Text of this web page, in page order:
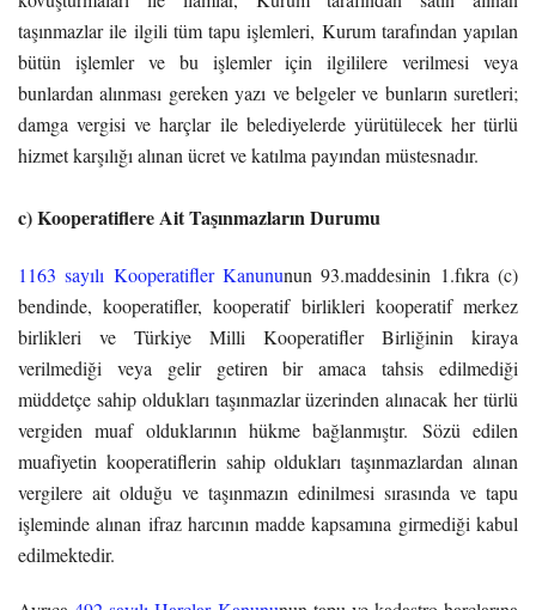
taşınmazlar ile ilgili tüm tapu işlemleri, Kurum tarafından yapılan
bütün işlemler ve bu işlemler için ilgililere verilmesi veya
bunlardan alınması gereken yazı ve belgeler ve bunların suretleri;
damga vergisi ve harçlar ile belediyelerde yürütülecek her türlü
hizmet karşılığı alınan ücret ve katılma payından müstesnadır.
c) Kooperatiflere Ait Taşınmazların Durumu
1163 sayılı Kooperatifler Kanununun 93.maddesinin 1.fıkra (c)
bendinde, kooperatifler, kooperatif birlikleri kooperatif merkez
birlikleri ve Türkiye Milli Kooperatifler Birliğinin kiraya
verilmediği veya gelir getiren bir amaca tahsis edilmediği
müddetçe sahip oldukları taşınmazlar üzerinden alınacak her türlü
vergiden muaf olduklarının hükme bağlanmıştır. Sözü edilen
muafiyetin kooperatiflerin sahip oldukları taşınmazlardan alınan
vergilere ait olduğu ve taşınmazın edinilmesi sırasında ve tapu
işleminde alınan ifraz harcının madde kapsamına girmediği kabul
edilmektedir.